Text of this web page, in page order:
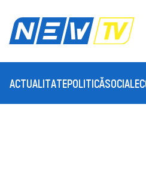
ACTUALITATEPOLITICĂSOCIAL